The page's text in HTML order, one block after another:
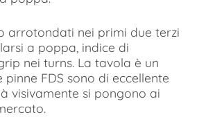
arrotondati nei primi due terzi
a poppa, indice di
nei turns. La tavola è un
pinne FDS sono di eccellente
visivamente si pongono ai